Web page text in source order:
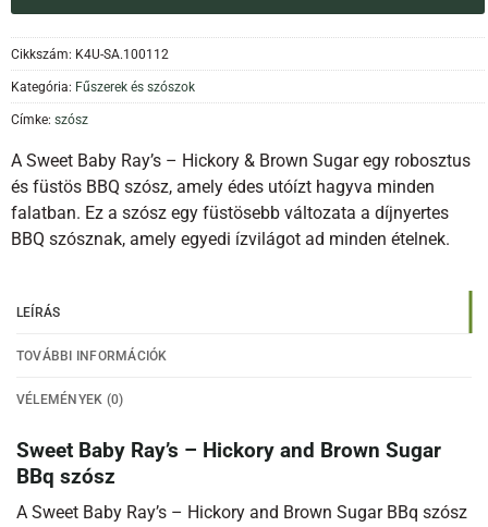
Cikkszám: K4U-SA.100112
Kategória: Fűszerek és szószok
Címke: szósz
A Sweet Baby Ray’s – Hickory & Brown Sugar egy robosztus
és füstös BBQ szósz, amely édes utóízt hagyva minden
falatban. Ez a szósz egy füstösebb változata a díjnyertes
BBQ szósznak, amely egyedi ízvilágot ad minden ételnek.
LEÍRÁS
TOVÁBBI INFORMÁCIÓK
VÉLEMÉNYEK (0)
Sweet Baby Ray’s – Hickory and Brown Sugar
BBq szósz
A Sweet Baby Ray’s – Hickory and Brown Sugar BBq szósz